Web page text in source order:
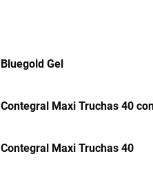
Bluegold Gel
Contegral Maxi Truchas 40
Contegral Maxi Truchas 40